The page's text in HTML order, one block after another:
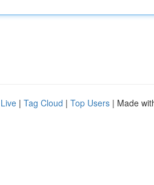
Live | Tag Cloud | Top Users | Made